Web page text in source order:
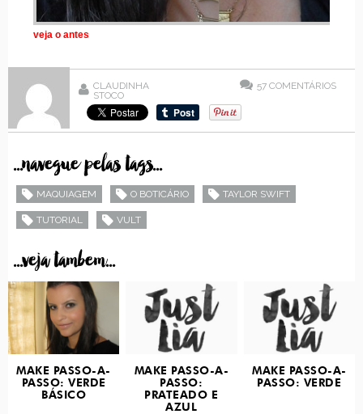
CLAUDINHA
STOCO
57 COMENTÁRIOS
...navegue pelas tags...
MAQUIAGEM O BOTICÁRIO TAYLOR SWIFT
TUTORIAL VULT
...veja tambem...
MAKE PASSO-A-
PASSO: VERDE
BÁSICO
MAKE PASSO-A-
PASSO:
PRATEADO E
AZUL
MAKE PASSO-A-
PASSO: VERDE